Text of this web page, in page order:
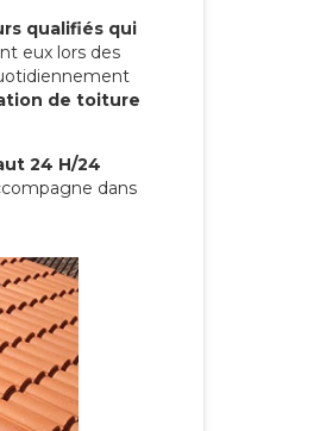
qualifiés qui
eux lors des
de toiture
24 H/24
dans